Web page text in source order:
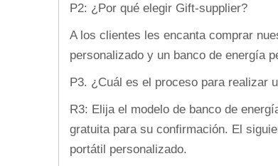
P2: ¿Por qué elegir Gift-supplier?
A los clientes les encanta comprar
personalizado y un banco de energía
P3. ¿Cuál es el proceso para realizar
R3: Elija el modelo de banco de
gratuita para su confirmación. El
portátil personalizado.